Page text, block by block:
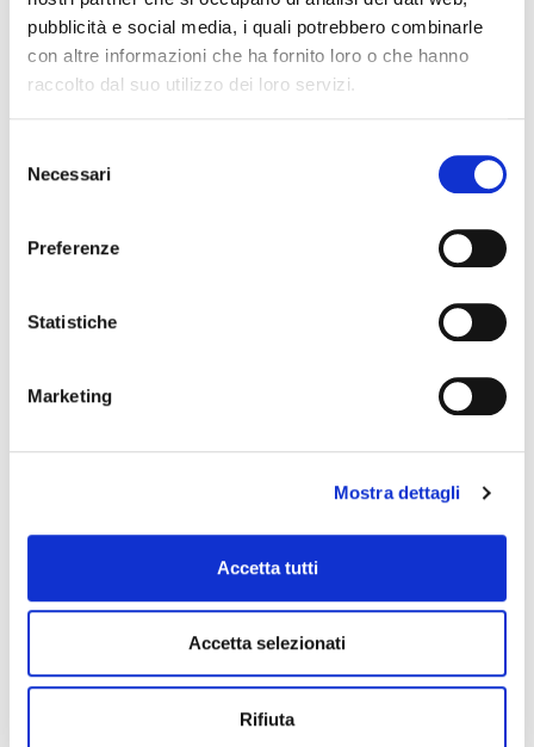
pubblicità e social media, i quali potrebbero combinarle
con altre informazioni che ha fornito loro o che hanno
raccolto dal suo utilizzo dei loro servizi.
delNecessari
Preferenze
Statistiche
Marketing
Mostra dettagli
Accetta tutti
Accetta selezionati
Rifiuta
2013